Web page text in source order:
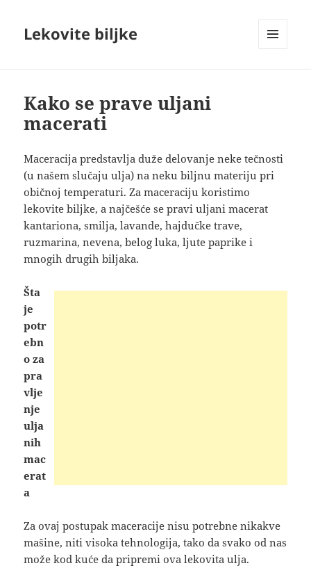
Lekovite biljke
Kako se prave uljani
macerati
Maceracija predstavlja duže delovanje neke tečnosti
(u našem slučaju ulja) na neku biljnu materiju pri
običnoj temperaturi. Za maceraciju koristimo
lekovite biljke, a najčešće se pravi uljani macerat
kantariona, smilja, lavande, hajdučke trave,
ruzmarina, nevena, belog luka, ljute paprike i
mnogih drugih biljaka.
Šta
je
potr
ebn
o za
pra
vlje
nje
ulja
nih
mac
erat
a
Za ovaj postupak maceracije nisu potrebne nikakve
mašine, niti visoka tehnologija, tako da svako od nas
može kod kuće da pripremi ova lekovita ulja.